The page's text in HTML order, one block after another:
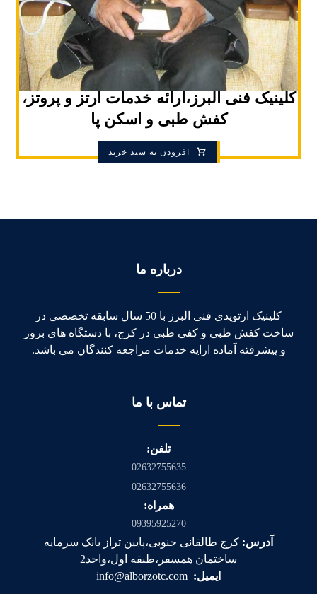
کلینیک فنی البرز،ارائه خدمات ارتز و پروتز،
کفش طبی و اسکن پا
افزودن به سبد خرید
درباره ما
کلینیک ارتوپدی فنی البرز با 50 سال سابقه تخصصی در
ساخت کفش طبی و کفی طبی در کرج، با دستگاه های بروز
و پیشرفته آماده ارایه خدمات مراجعه کنندگان می باشد.
تماس با ما
تلفن:
02632755635
02632755636
همراه:
09395925270
آدرس: کرج طالقانی جنوبی،پایین تراز بانک سرمایه
ساختمان همسفر،طبقه اول،واحد2
ایمیل: